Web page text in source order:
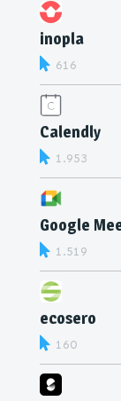
inopla
616
Calendly
1.953
Google
1.519
ecosero
160